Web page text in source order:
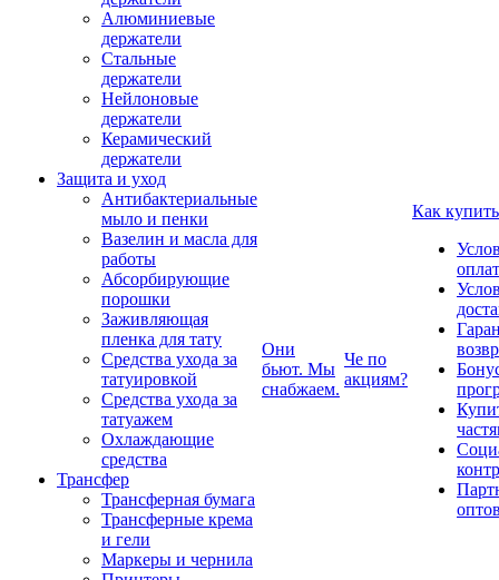
Алюминиевые
держатели
Стальные
держатели
Нейлоновые
держатели
Керамический
держатели
Защита и уход
Антибактериальные
мыло и пенки
Вазелин и масла для
работы
Абсорбирующие
порошки
Заживляющая
пленка для тату
Средства ухода за
татуировкой
Средства ухода за
татуажем
Охлаждающие
средства
Трансфер
Трансферная бумага
Трансферные крема
и гели
Маркеры и чернила
Они
бьют. Мы
снабжаем.
Че по
акциям?
Как купить